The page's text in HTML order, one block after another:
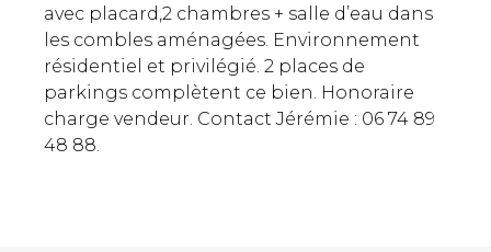
avec placard,2 chambres + salle d’eau dans
les combles aménagées. Environnement
résidentiel et privilégié. 2 places de
parkings complètent ce bien. Honoraire
charge vendeur. Contact Jérémie : 06 74 89
48 88.